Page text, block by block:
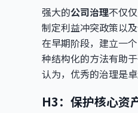
强大的公司治理不仅
制定利益冲突政策以
在早期阶段，建立一
种结构化的方法有助
认为，优秀的治理是
H3：保护核心资